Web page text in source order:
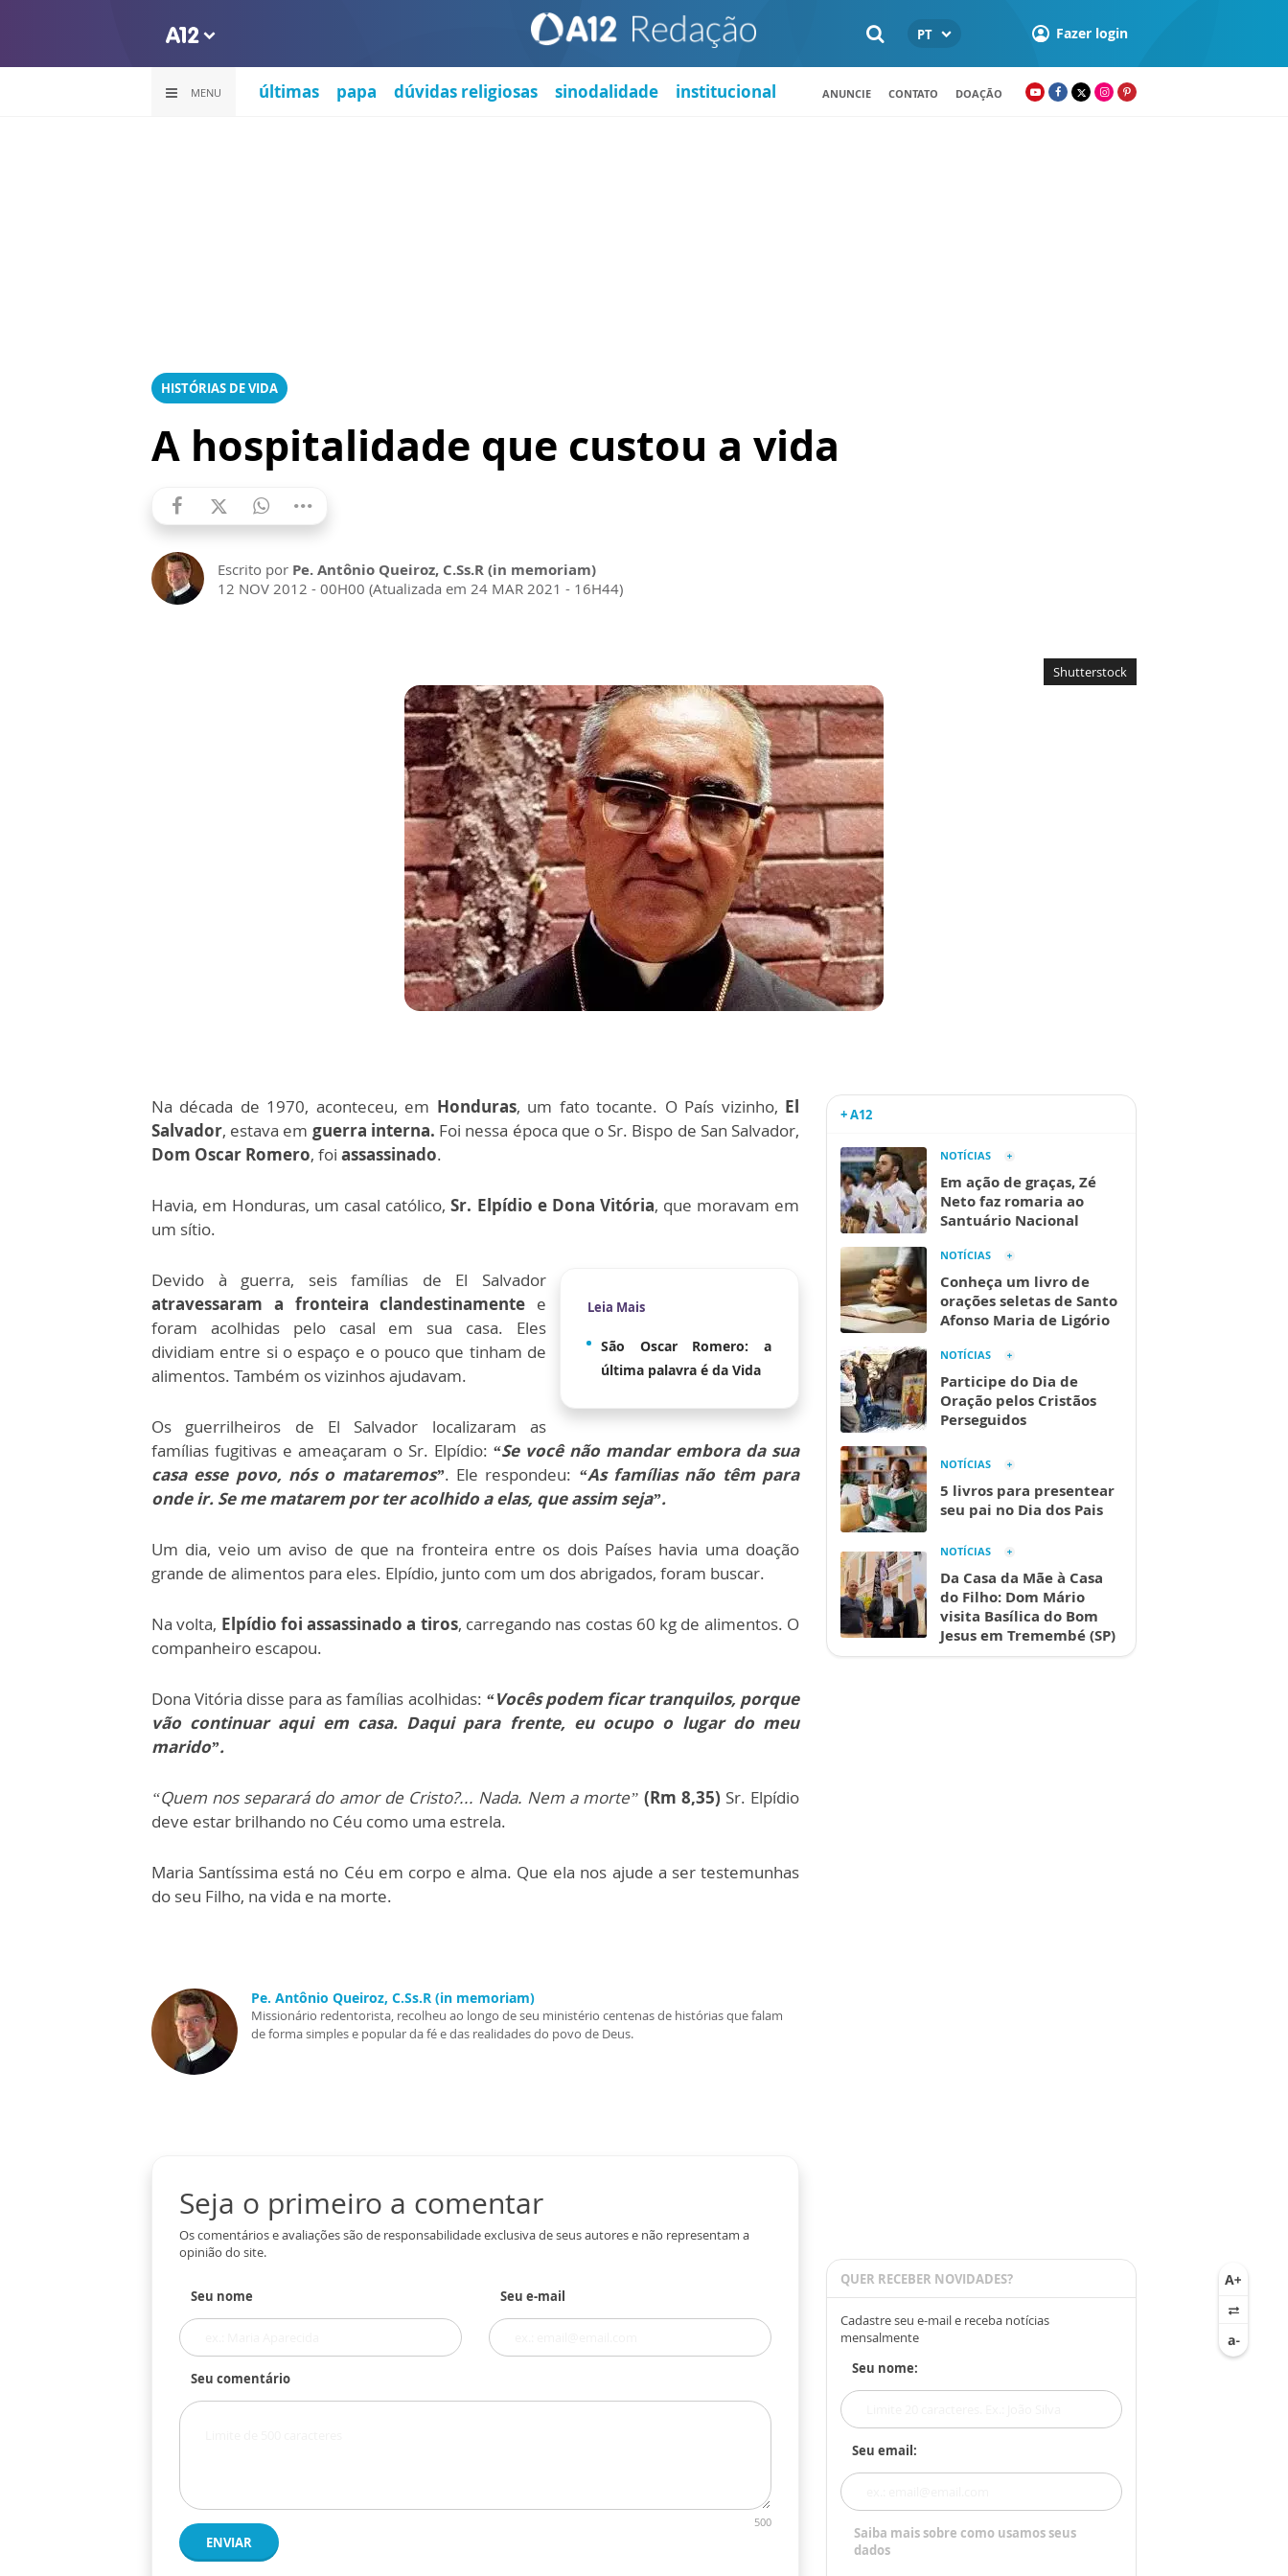
PT Fazer login
MENU últimas papa dúvidas religiosas sinodalidade institucional ANUNCIE CONTATO DOAÇÃO
HISTÓRIAS DE VIDA
A hospitalidade que custou a vida
Escrito por Pe. Antônio Queiroz, C.Ss.R (in memoriam)
12 NOV 2012 - 00H00 (Atualizada em 24 MAR 2021 - 16H44)
Shutterstock
Na década de 1970, aconteceu, em Honduras, um fato tocante. O País vizinho, El
Salvador, estava em guerra interna. Foi nessa época que o Sr. Bispo de San Salvador,
Dom Oscar Romero, foi assassinado.
Havia, em Honduras, um casal católico,Sr. Elpídio e Dona Vitória, que moravam em
um sítio.
Leia Mais
São Oscar Romero: a
última palavra é da Vida
Devido à guerra, seis famílias de El Salvador
atravessaram a fronteira clandestinamente e
foram acolhidas pelo casal em sua casa. Eles
dividiam entre si o espaço e o pouco que tinham de
alimentos. Também os vizinhos ajudavam.
Os guerrilheiros de El Salvador localizaram as
famílias fugitivas e ameaçaram o Sr. Elpídio: “Se você não mandar embora da sua
casa esse povo, nós o mataremos”. Ele respondeu: “As famílias não têm para
onde ir. Se me matarem por ter acolhido a elas, que assim seja”.
Um dia, veio um aviso de que na fronteira entre os dois Países havia uma doação
grande de alimentos para eles. Elpídio, junto com um dos abrigados, foram buscar.
Na volta, Elpídio foi assassinado a tiros, carregando nas costas 60 kg de alimentos. O
companheiro escapou.
Dona Vitória disse para as famílias acolhidas: “Vocês podem ficar tranquilos, porque
vão continuar aqui em casa. Daqui para frente, eu ocupo o lugar do meu
marido”.
“Quem nos separará do amor de Cristo?... Nada. Nem a morte” (Rm 8,35) Sr. Elpídio
deve estar brilhando no Céu como uma estrela.
Maria Santíssima está no Céu em corpo e alma. Que ela nos ajude a ser testemunhas
do seu Filho, na vida e na morte.
Pe. Antônio Queiroz, C.Ss.R (in memoriam)
Missionário redentorista, recolheu ao longo de seu ministério centenas de histórias que falam
de forma simples e popular da fé e das realidades do povo de Deus.
Seja o primeiro a comentar
Os comentários e avaliações são de responsabilidade exclusiva de seus autores e não representam a
opinião do site.
Seu nome Seu e-mail
Seu comentário
500
ENVIAR
+ A12
NOTÍCIAS
Em ação de graças, Zé
Neto faz romaria ao
Santuário Nacional
NOTÍCIAS
Conheça um livro de
orações seletas de Santo
Afonso Maria de Ligório
NOTÍCIAS
Participe do Dia de
Oração pelos Cristãos
Perseguidos
NOTÍCIAS
5 livros para presentear
seu pai no Dia dos Pais
NOTÍCIAS
Da Casa da Mãe à Casa
do Filho: Dom Mário
visita Basílica do Bom
Jesus em Tremembé (SP)
QUER RECEBER NOVIDADES?
Cadastre seu e-mail e receba notícias
mensalmente
Seu nome:
Seu email:
Saiba mais sobre como usamos seus
dados